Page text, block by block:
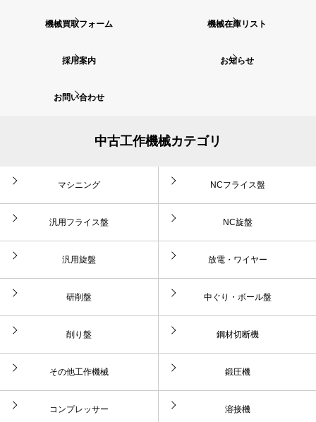
機械買取フォーム 機械在庫リスト
採用案内 お知らせ
お問い合わせ
中古工作機械カテゴリ
マシニング NCフライス盤
汎用フライス盤 NC旋盤
汎用旋盤 放電・ワイヤー
研削盤 中ぐり・ボール盤
削り盤 鋼材切断機
その他工作機械 鍛圧機
コンプレッサー 溶接機